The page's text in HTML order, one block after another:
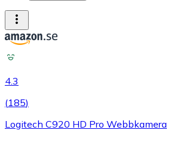
4.3
(185)
Logitech C920 HD Pro Webbkamera